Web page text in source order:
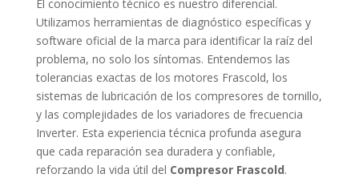
El conocimiento técnico es nuestro diferencial.
Utilizamos herramientas de diagnóstico específicas y
software oficial de la marca para identificar la raíz del
problema, no solo los síntomas. Entendemos las
tolerancias exactas de los motores Frascold, los
sistemas de lubricación de los compresores de tornillo,
y las complejidades de los variadores de frecuencia
Inverter. Esta experiencia técnica profunda asegura
que cada reparación sea duradera y confiable,
reforzando la vida útil del Compresor Frascold.